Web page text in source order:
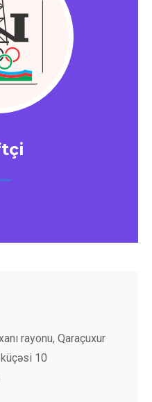
rayonu, Qaraçuxur
10